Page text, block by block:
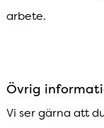
arbete.
Övrig
Vi ser gärna att